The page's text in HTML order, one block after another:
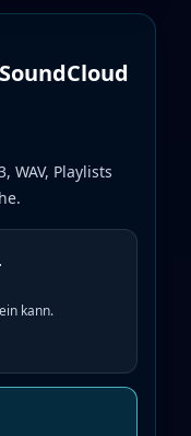
WAV, Playlists
kann.